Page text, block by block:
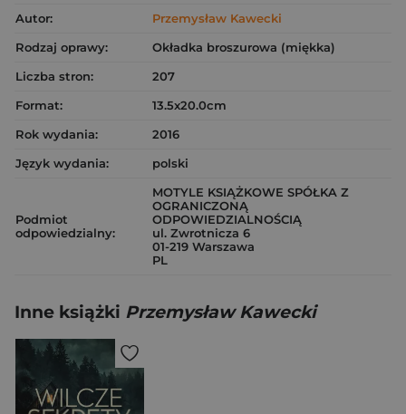
Autor:
Przemysław Kawecki
Rodzaj oprawy:
Okładka broszurowa (miękka)
Liczba stron:
207
Format:
13.5x20.0cm
Rok wydania:
2016
Język wydania:
polski
Podmiot
odpowiedzialny:
MOTYLE KSIĄŻKOWE SPÓŁKA Z
OGRANICZONĄ
ODPOWIEDZIALNOŚCIĄ
ul. Zwrotnicza 6
01-219 Warszawa
PL
Inne książki Przemysław Kawecki